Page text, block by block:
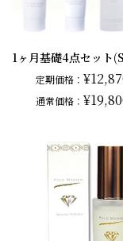
1ヶ月基礎4点セット
定期価格：
通常価格：